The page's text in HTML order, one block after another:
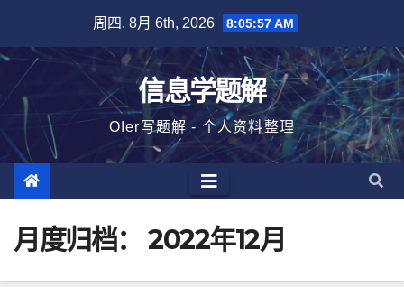
内
容
周四. 8月 6th, 2026 8:05:57 AM
信息学题解
OIer写题解 - 个人资料整理
月度归档： 2022年12月